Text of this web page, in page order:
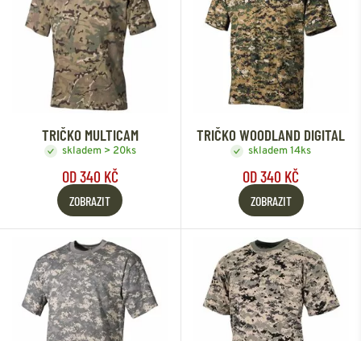
TRIČKO MULTICAM
skladem > 20ks
OD 340 KČ
ZOBRAZIT
TRIČKO WOODLAND DIGITAL
skladem 14ks
OD 340 KČ
ZOBRAZIT